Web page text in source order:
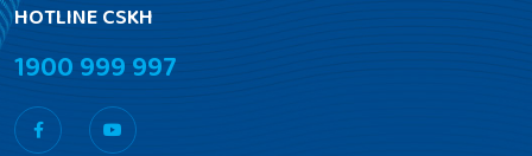
HOTLINE CSKH
1900 999 997